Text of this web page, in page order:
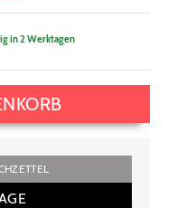
in 2 Werktagen